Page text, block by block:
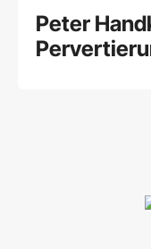
Peter